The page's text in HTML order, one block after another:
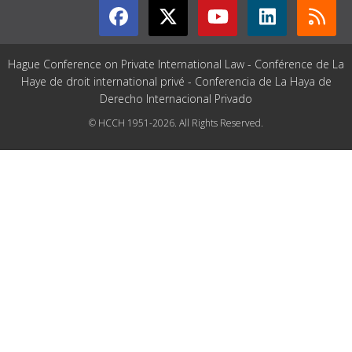
Hague Conference on Private International Law - Conférence de La
Haye de droit international privé - Conferencia de La Haya de
Derecho Internacional Privado
© HCCH 1951-2026. All Rights Reserved.